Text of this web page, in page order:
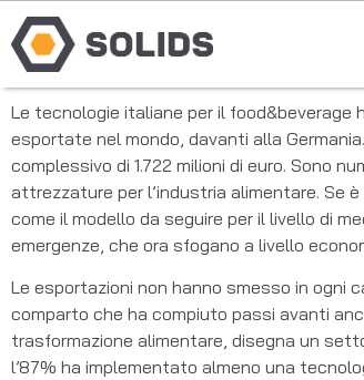
Le tecnologie italiane per il
esportate nel mondo, davanti alla
complessivo di 1.722 milioni di euro. Sono
attrezzature per l’industria alimentare. Se
come il modello da seguire per il livello di
emergenze, che ora sfogano a livello
Le esportazioni non hanno smesso in ogni
comparto che ha compiuto passi avanti
trasformazione alimentare, disegna un
l’87% ha implementato almeno una